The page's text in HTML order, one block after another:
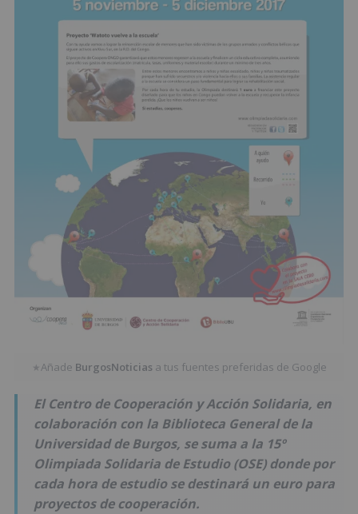
★Añade BurgosNoticias a tus fuentes preferidas de Google
El Centro de Cooperación y Acción Solidaria, en
colaboración con la Biblioteca General de la
Universidad de Burgos, se suma a la 15º
Olimpiada Solidaria de Estudio (OSE) donde por
cada hora de estudio se destinará un euro para
proyectos de cooperación.